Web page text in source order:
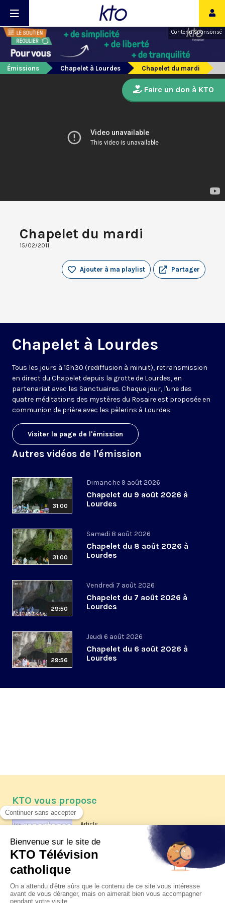
Contenu sponsorisé
Émissions Chapelet à Lourdes Chapelet du mardi
Chapelet du mardi
15/02/2011
Partager
Ajouter à ma playlist
Chapelet à Lourdes
Tous les jours à 15h30 (rediffusion à minuit), retransmission
en direct du Chapelet depuis la grotte de Lourdes, en
partenariat avec les Sanctuaires. Chaque jour, l'une des
quatre méditations des mystères du Rosaire est proposée en
communion de prière avec les pèlerins à Lourdes.
Visiter la page de l'émission
Autres vidéos de l'émission
31:00
Dimanche 9 août 2026
Chapelet du 9 août 2026 à
Lourdes
31:00
Samedi 8 août 2026
Chapelet du 8 août 2026 à
Lourdes
29:50
Vendredi 7 août 2026
Chapelet du 7 août 2026 à
Lourdes
29:56
Jeudi 6 août 2026
Chapelet du 6 août 2026 à
Lourdes
Faire un don à KTO
KTO vous propose
Article
Les reportages d'été 2026 de KTO
La visite pastorale du pape Léon
XIV à Assise à suivre sur KTO le
jeudi 6 août